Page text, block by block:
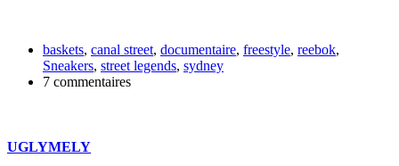
baskets, canal street, documentaire, freestyle, reebok,
Sneakers, street legends, sydney
7 commentaires
UGLYMELY